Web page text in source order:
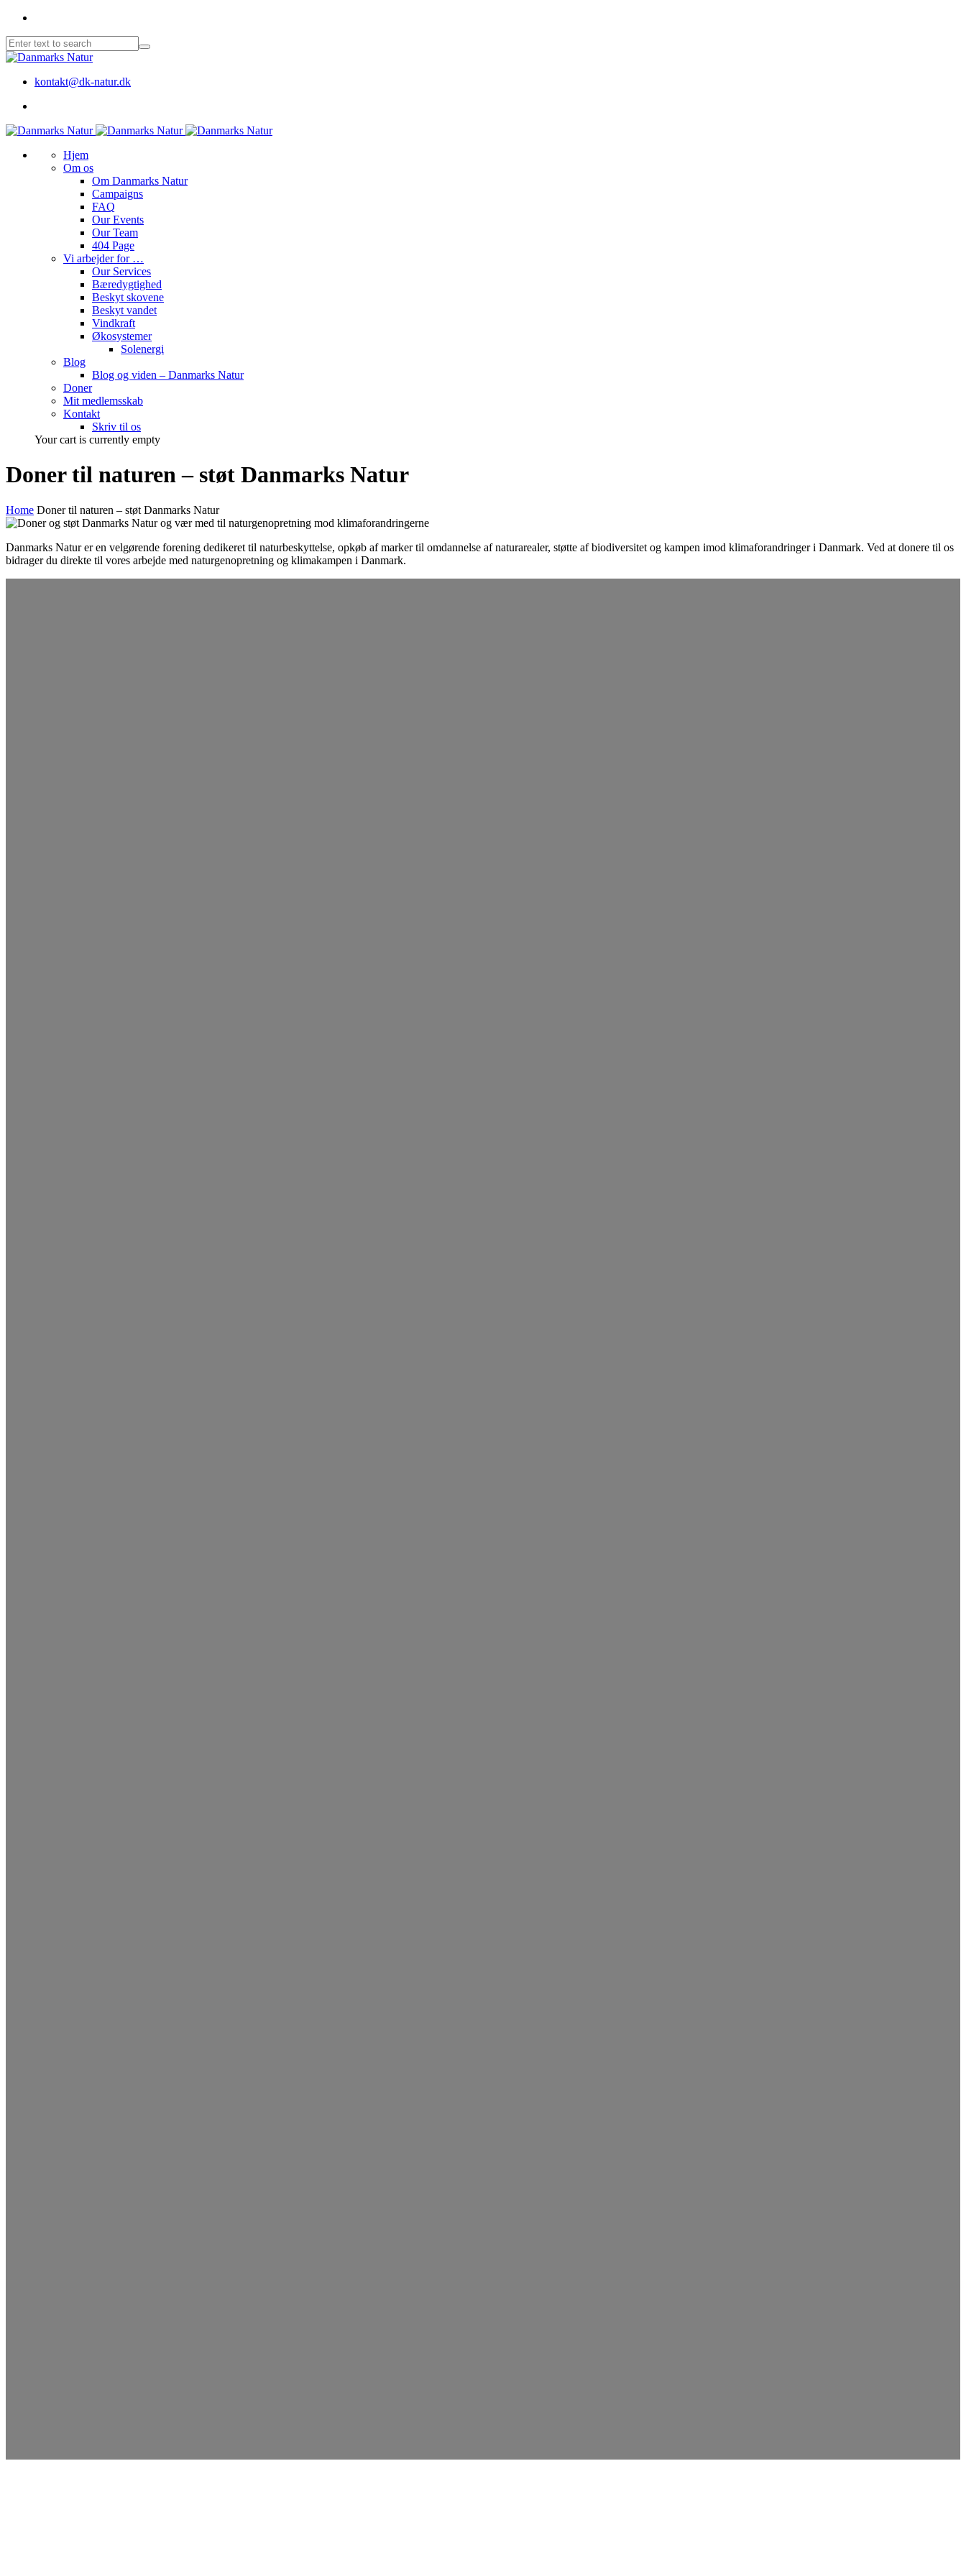
kontakt@dk-natur.dk
Hjem
Om os
Om Danmarks Natur
Campaigns
FAQ
Our Events
Our Team
404 Page
Vi arbejder for …
Our Services
Bæredygtighed
Beskyt skovene
Beskyt vandet
Vindkraft
Økosystemer
Solenergi
Blog
Blog og viden – Danmarks Natur
Doner
Mit medlemsskab
Kontakt
Skriv til os
Your cart is currently empty
Doner til naturen – støt Danmarks Natur
Home Doner til naturen – støt Danmarks Natur
Danmarks Natur er en velgørende forening dedikeret til naturbeskyttelse, opkøb af marker til omdannelse af naturarealer, støtte af biodiversitet og kampen imod klimaforandringer i Danmark. Ved at donere til os
bidrager du direkte til vores arbejde med naturgenopretning og klimakampen i Danmark.